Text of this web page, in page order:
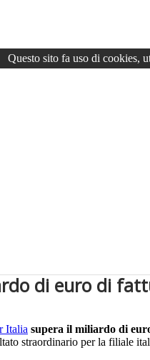
Questo sito fa uso di cookies,
di euro di
Italia supera il miliardo di
straordinario per la filiale